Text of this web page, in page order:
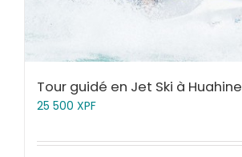
Tour guidé en Jet Ski à Huahine
25 500 XPF